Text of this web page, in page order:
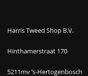
Harris Tweed Shop B.V.
Hinthamerstraat 170
5211mv ’s-Hertogenbosch